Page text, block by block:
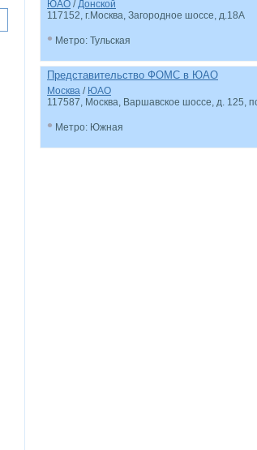
ЮАО /Донской
117152, г.Москва, Загородное шоссе, д.18А
• Метро: Тульская
Представительство ФОМС в ЮАО
Москва / ЮАО
117587, Москва, Варшавское шоссе, д. 125,
• Метро: Южная